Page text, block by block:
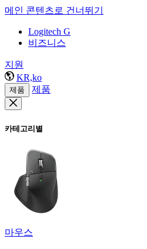
메인 콘텐츠로 건너뛰기
Logitech G
비즈니스
지원
KR,ko
제품 제품
카테고리별
마우스